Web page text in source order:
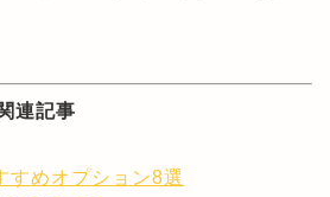
連記事
すめオプション8選